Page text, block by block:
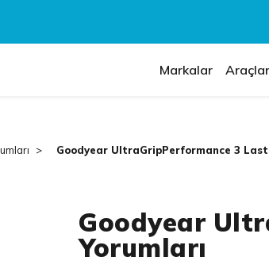
Markalar Araçlar
Goodyear UltraGripPerformance 3
Goodyear
Yorumları